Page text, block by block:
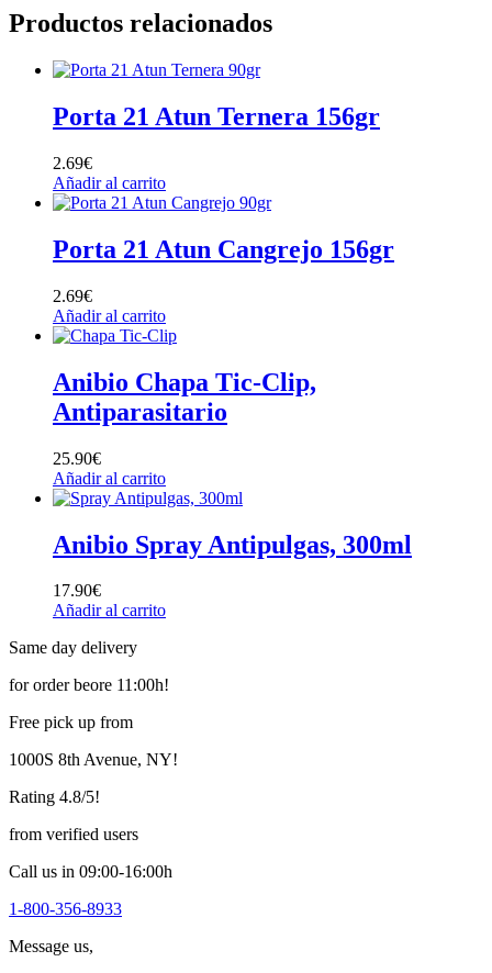
Productos relacionados
Porta 21 Atun Ternera 156gr
2.69€
Añadir al carrito
Porta 21 Atun Cangrejo 156gr
2.69€
Añadir al carrito
Anibio Chapa Tic-Clip,
Antiparasitario
25.90€
Añadir al carrito
Anibio Spray Antipulgas, 300ml
17.90€
Añadir al carrito
Same day delivery
for order beore 11:00h!
Free pick up from
1000S 8th Avenue, NY!
Rating 4.8/5!
from verified users
Call us in 09:00-16:00h
1-800-356-8933
Message us,